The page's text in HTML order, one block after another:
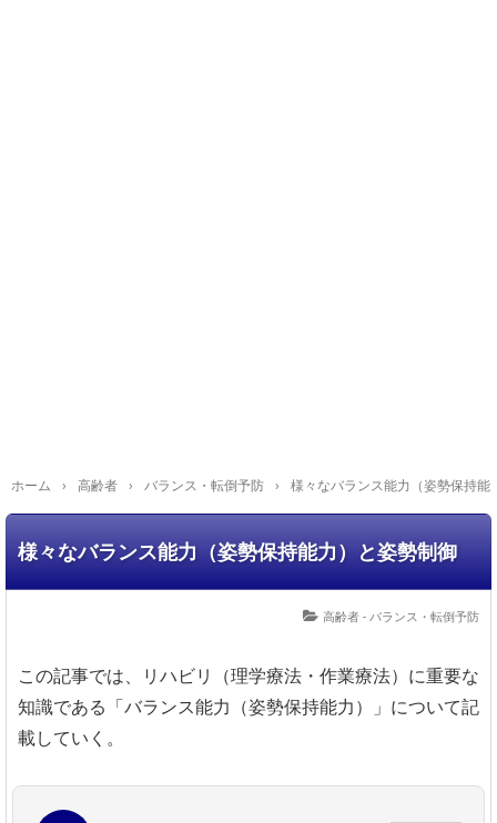
ホーム › 高齢者 › バランス・転倒予防 › 様々なバランス能力（姿勢保持能
様々なバランス能力（姿勢保持能力）と姿勢制御
高齢者 - バランス・転倒予防
この記事では、リハビリ（理学療法・作業療法）に重要な
知識である「バランス能力（姿勢保持能力）」について記
載していく。